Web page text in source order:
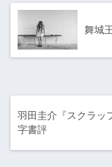
舞城
羽田圭介『スクラッ
字書評